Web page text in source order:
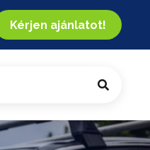
Kérjen ajánlatot!